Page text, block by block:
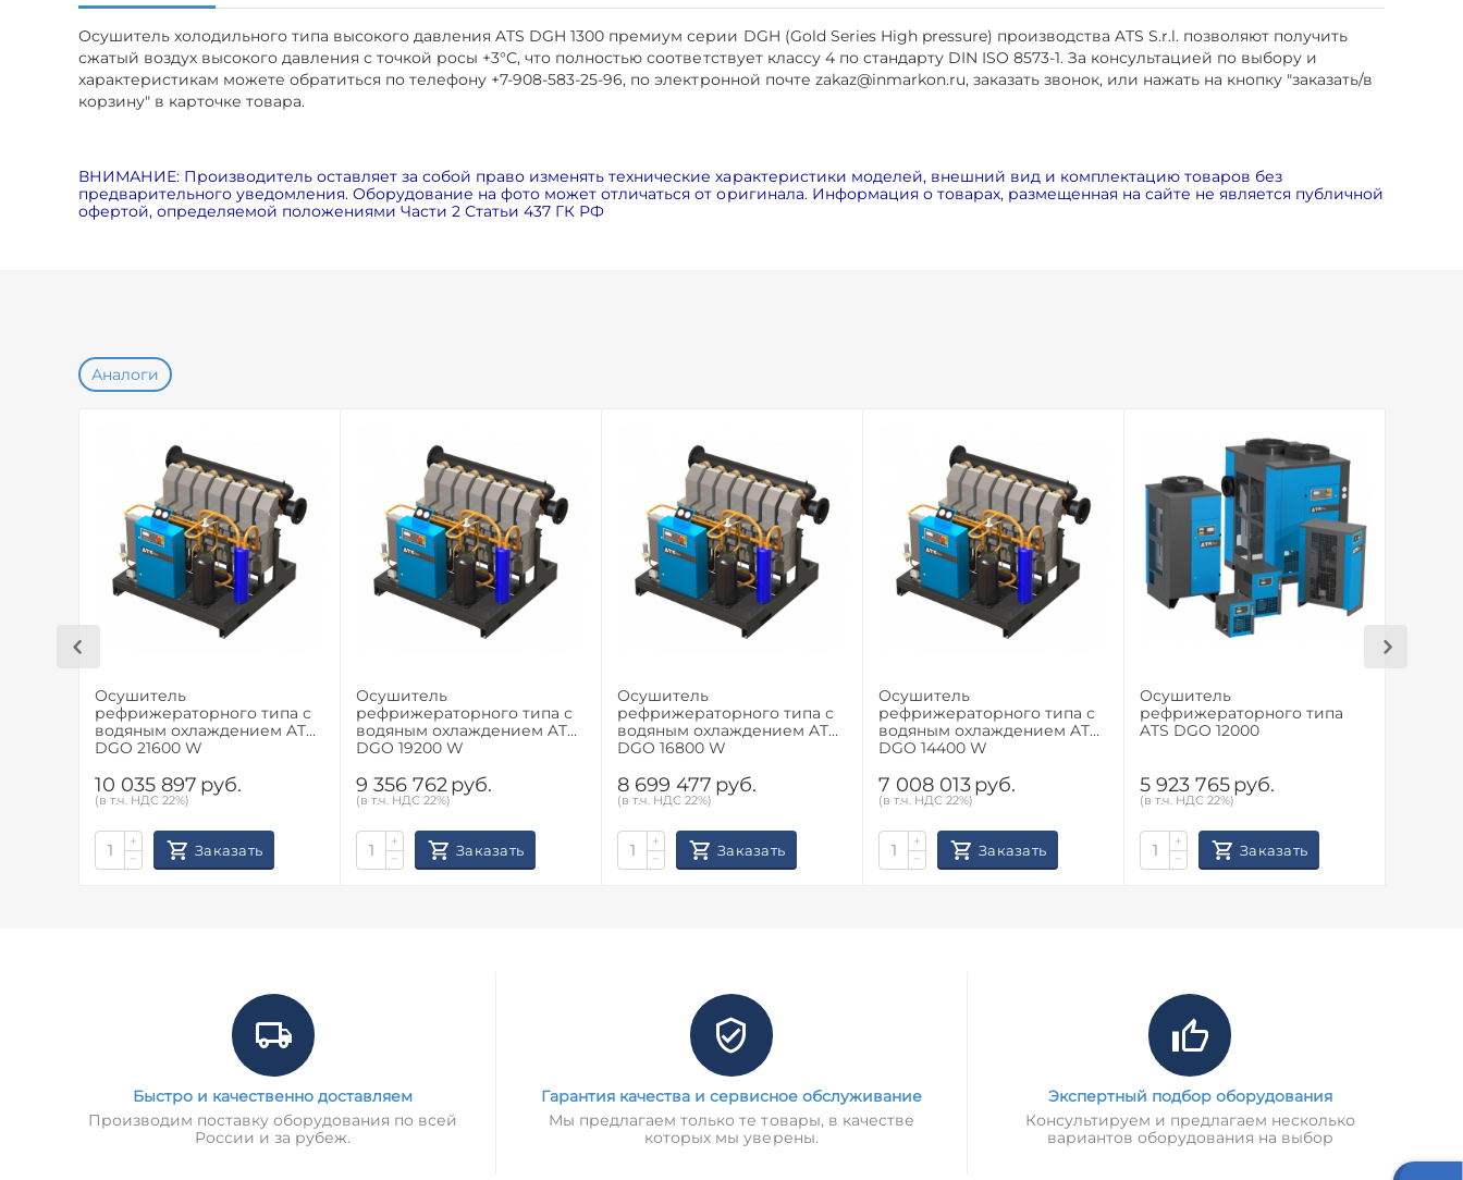
Осушитель холодильного типа высокого давления ATS DGH 1300 премиум серии DGH (Gold Series High pressure) производства ATS S.r.l. позволяют получить
сжатый воздух высокого давления с точкой росы +3°С, что полностью соответствует классу 4 по стандарту DIN ISO 8573-1. За консультацией по выбору и
характеристикам можете обратиться по телефону +7-908-583-25-96, по электронной почте zakaz@inmarkon.ru, заказать звонок, или нажать на кнопку "заказать/в
корзину" в карточке товара.
ВНИМАНИЕ: Производитель оставляет за собой право изменять технические характеристики моделей, внешний вид и комплектацию товаров без
предварительного уведомления. Оборудование на фото может отличаться от оригинала. Информация о товарах, размещенная на сайте не является публичной
офертой, определяемой положениями Части 2 Статьи 437 ГК РФ
Аналоги
Осушитель
рефрижераторного типа с
водяным охлаждением ATS
DGO 21600 W
10 035 897 руб.
(в т.ч. НДС 22%)
+
−
Заказать
Осушитель
рефрижераторного типа с
водяным охлаждением ATS
DGO 19200 W
9 356 762руб.
(в т.ч. НДС 22%)
+
−
Заказать
Осушитель
рефрижераторного типа с
водяным охлаждением ATS
DGO 16800 W
8 699 477 руб.
(в т.ч. НДС 22%)
+
−
Заказать
Осушитель
рефрижераторного типа с
водяным охлаждением ATS
DGO 14400 W
7 008 013руб.
(в т.ч. НДС 22%)
+
−
Заказать
Осушитель
рефрижераторного типа
ATS DGO 12000
5 923 765руб.
(в т.ч. НДС 22%)
+
−
Заказать
Быстро и качественно доставляем
Производим поставку оборудования по всей
России и за рубеж.
Гарантия качества и сервисное обслуживание
Мы предлагаем только те товары, в качестве
которых мы уверены.
Экспертный подбор оборудования
Консультируем и предлагаем несколько
вариантов оборудования на выбор